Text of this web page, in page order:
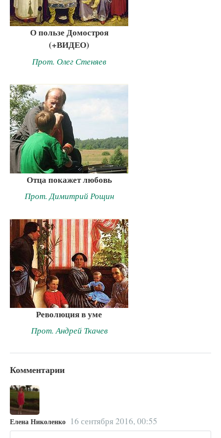
О пользе Домостроя
(+ВИДЕО)
Прот. Олег Стеняев
Отца покажет любовь
Прот. Димитрий Рощин
Революция в уме
Прот. Андрей Ткачев
Комментарии
Елена Николенко 16 сентября 2016, 00:55